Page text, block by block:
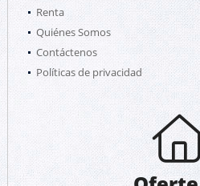
Renta
Quiénes Somos
Contáctenos
Políticas de privacidad